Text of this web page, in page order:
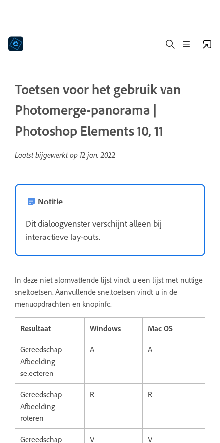
Toetsen voor het gebruik van
Photomerge-panorama |
Photoshop Elements 10, 11
Laatst bijgewerkt op 12 jan. 2022
Notitie
Dit dialoogvenster verschijnt alleen bij
interactieve lay-outs.
In deze niet alomvattende lijst vindt u een lijst met nuttige
sneltoetsen. Aanvullende sneltoetsen vindt u in de
menuopdrachten en knopinfo.
Resultaat Windows Mac OS
Gereedschap
Afbeelding
selecteren
A A
Gereedschap
Afbeelding
roteren
R R
Gereedschap
V V